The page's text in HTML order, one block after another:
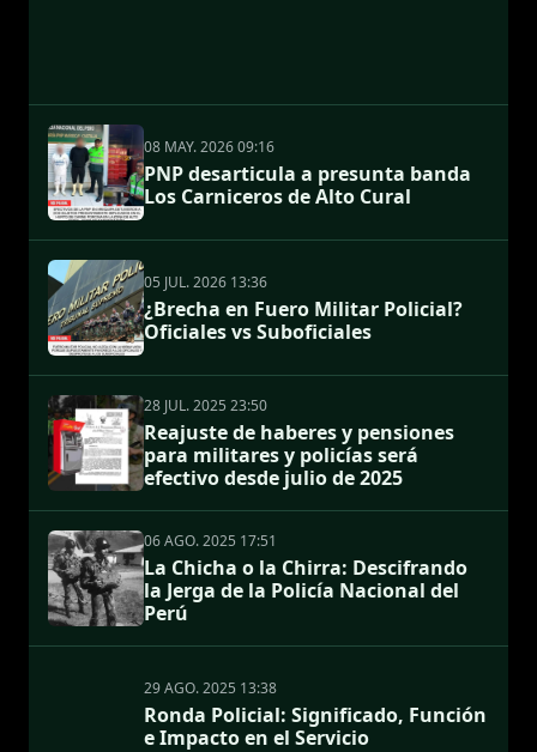
08 MAY. 2026 09:16
PNP desarticula a presunta banda
Los Carniceros de Alto Cural
05 JUL. 2026 13:36
¿Brecha en Fuero Militar Policial?
Oficiales vs Suboficiales
28 JUL. 2025 23:50
Reajuste de haberes y pensiones
para militares y policías será
efectivo desde julio de 2025
06 AGO. 2025 17:51
La Chicha o la Chirra: Descifrando
la Jerga de la Policía Nacional del
Perú
29 AGO. 2025 13:38
Ronda Policial: Significado, Función
e Impacto en el Servicio